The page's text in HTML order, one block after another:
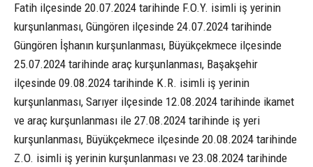
Fatih ilçesinde 20.07.2024 tarihinde F.O.Y. isimli iş yerinin
kurşunlanması, Güngören ilçesinde 24.07.2024 tarihinde
Güngören İşhanın kurşunlanması, Büyükçekmece ilçesinde
25.07.2024 tarihinde araç kurşunlanması, Başakşehir
ilçesinde 09.08.2024 tarihinde K.R. isimli iş yerinin
kurşunlanması, Sarıyer ilçesinde 12.08.2024 tarihinde ikamet
ve araç kurşunlanması ile 27.08.2024 tarihinde iş yeri
kurşunlanması, Büyükçekmece ilçesinde 20.08.2024 tarihinde
Z.O. isimli iş yerinin kurşunlanması ve 23.08.2024 tarihinde